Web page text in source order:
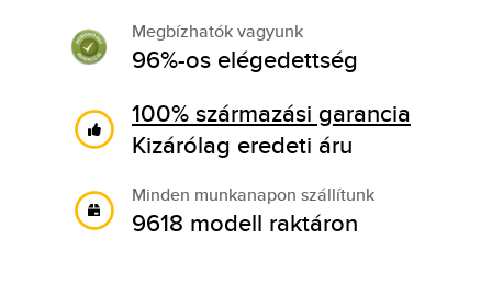
Megbízhatók vagyunk
96%-os elégedettség
100% származási garancia
Kizárólag eredeti áru
Minden munkanapon szállítunk
9618 modell raktáron